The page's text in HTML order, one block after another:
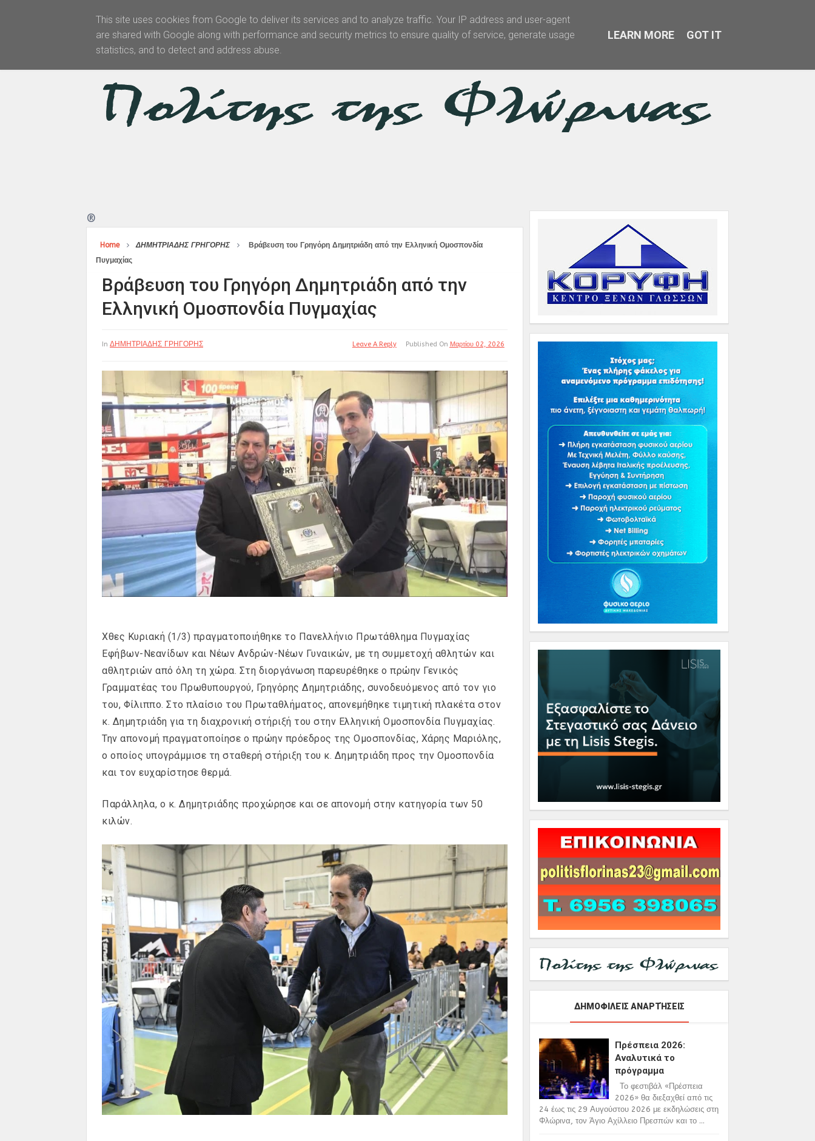
Αρχική Θεματολογία Άρθρα -Απόψεις Πολιτισμός Επικοινωνία
®
Home ΔΗΜΗΤΡΙΑΔΗΣ ΓΡΗΓΟΡΗΣ
Βράβευση του Γρηγόρη Δημητριάδη από την Ελληνική Ομοσπονδία
Πυγμαχίας
Βράβευση του Γρηγόρη Δημητριάδη από την
Ελληνική Ομοσπονδία Πυγμαχίας
In ΔΗΜΗΤΡΙΑΔΗΣ ΓΡΗΓΟΡΗΣ Published On Μαρτίου 02, 2026
Leave A Reply
Χθες Κυριακή (1/3) πραγματοποιήθηκε το Πανελλήνιο Πρωτάθλημα Πυγμαχίας
Εφήβων-Νεανίδων και Νέων Ανδρών-Νέων Γυναικών, με τη συμμετοχή αθλητών και
αθλητριών από όλη τη χώρα. Στη διοργάνωση παρευρέθηκε ο πρώην Γενικός
Γραμματέας του Πρωθυπουργού, Γρηγόρης Δημητριάδης, συνοδευόμενος από τον γιο
του, Φίλιππο. Στο πλαίσιο του Πρωταθλήματος, απονεμήθηκε τιμητική πλακέτα στον
κ. Δημητριάδη για τη διαχρονική στήριξή του στην Ελληνική Ομοσπονδία Πυγμαχίας.
Την απονομή πραγματοποίησε ο πρώην πρόεδρος της Ομοσπονδίας, Χάρης Μαριόλης,
ο οποίος υπογράμμισε τη σταθερή στήριξη του κ. Δημητριάδη προς την Ομοσπονδία
και τον ευχαρίστησε θερμά.
Παράλληλα, ο κ. Δημητριάδης προχώρησε και σε απονομή στην κατηγορία των 50
κιλών.
ΔΗΜΟΦΙΛΕΊΣ ΑΝΑΡΤΉΣΕΙΣ
Πρέσπεια 2026:
Αναλυτικά το
πρόγραμμα
Το φεστιβάλ «Πρέσπεια
2026» θα διεξαχθεί από τις
24 έως τις 29 Αυγούστου 2026 με εκδηλώσεις στη
Φλώρινα, τον Άγιο Αχίλλειο Πρεσπών και το ...
This site uses cookies from Google to deliver its services and to analyze traffic. Your IP address and user-agent
are shared with Google along with performance and security metrics to ensure quality of service, generate usage
statistics, and to detect and address abuse.
LEARN MORE GOT IT